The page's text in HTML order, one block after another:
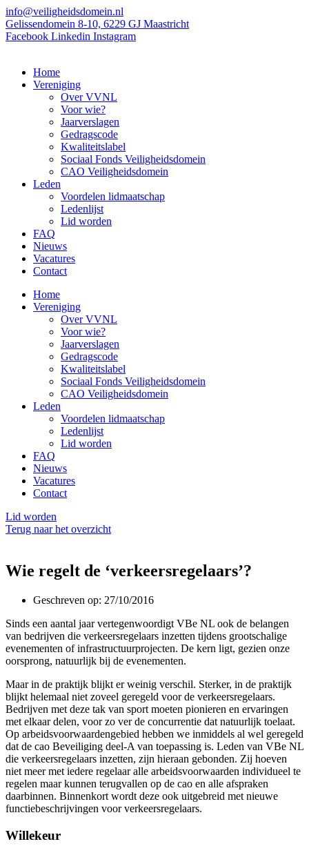
Ga
naar
de
info@veiligheidsdomein.nl
Gelissendomein 8-10, 6229 GJ Maastricht
Facebook Linkedin Instagram
Home
Vereniging
Over VVNL
Voor wie?
Jaarverslagen
Gedragscode
Kwaliteitslabel
Sociaal Fonds Veiligheidsdomein
CAO Veiligheidsdomein
Leden
Voordelen lidmaatschap
Ledenlijst
Lid worden
FAQ
Nieuws
Vacatures
Contact
Home
Vereniging
Over VVNL
Voor wie?
Jaarverslagen
Gedragscode
Kwaliteitslabel
Sociaal Fonds Veiligheidsdomein
CAO Veiligheidsdomein
Leden
Voordelen lidmaatschap
Ledenlijst
Lid worden
FAQ
Nieuws
Vacatures
Contact
Lid worden
Terug naar het overzicht
Wie regelt de ‘verkeersregelaars’?
Geschreven op: 27/10/2016
Sinds een aantal jaar vertegenwoordigt VBe NL ook de belangen
van bedrijven die verkeersregelaars inzetten tijdens grootschalige
evenementen of infrastructuurprojecten. De kern ligt, gezien onze
oorsprong, natuurlijk bij de evenementen.
Maar in de praktijk blijkt er weinig verschil. Sterker, in de praktijk
blijkt helemaal niet zoveel geregeld voor de verkeersregelaars.
Bedrijven met deze tak van sport moeten pionieren en ervaringen
met elkaar delen, voor zo ver de concurrentie dat natuurlijk toelaat.
Op arbeidsvoorwaardengebied hebben we inmiddels al wel geregeld
dat de cao Beveiliging deel-A van toepassing is. Leden van VBe NL
die verkeersregelaars inzetten, zijn hieraan gebonden. Zij hoeven
niet meer met iedere regelaar alle arbeidsvoorwaarden individueel te
regelen maar kunnen terugvallen op de cao en alle afspraken
daarbinnen. Binnenkort wordt deze ook uitgebreid met nieuwe
functiebeschrijvingen voor verkeersregelaars.
Willekeur